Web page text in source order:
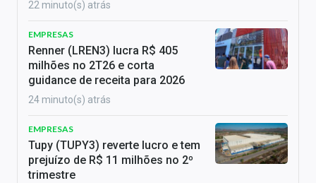
22 minuto(s) atrás
EMPRESAS
Renner (LREN3) lucra R$ 405
milhões no 2T26 e corta
guidance de receita para 2026
24 minuto(s) atrás
EMPRESAS
Tupy (TUPY3) reverte lucro e tem
prejuízo de R$ 11 milhões no 2º
trimestre